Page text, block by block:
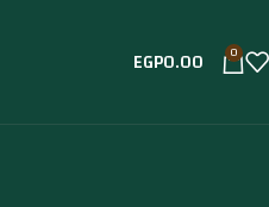
0
EGP0.00